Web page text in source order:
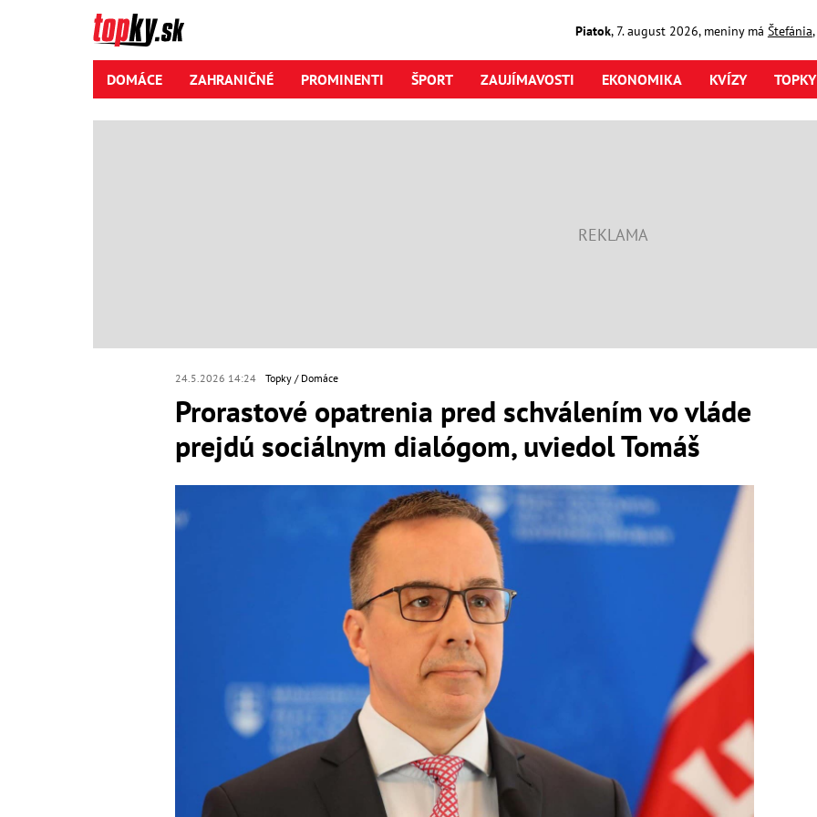
Piatok,7. august2026, meniny má Štefánia
DOMÁCE ZAHRANIČNÉ PROMINENTI ŠPORT ZAUJÍMAVOSTI EKONOMIKA KVÍZY
24.5.2026 14:24 Topky Domáce
Prorastové opatrenia pred schválením vo vláde
prejdú sociálnym dialógom, uviedol Tomáš